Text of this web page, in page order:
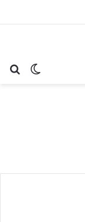
الوضع